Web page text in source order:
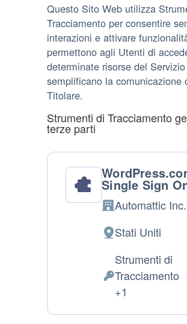
Questo Sito Web utilizza
Tracciamento per consentire
interazioni e attivare
permettono agli Utenti di
determinate risorse del
semplificano la comunicazione
Titolare.
Strumenti di Tracciamento
terze parti
Single Sign
Azienda:
Automattic Inc.
Luogo
del
trattamento:
Stati Uniti
Dati
Personali
trattati:
Strumenti di
Tracciamento
+1